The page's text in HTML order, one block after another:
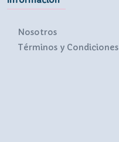
Nosotros
Términos y Condiciones